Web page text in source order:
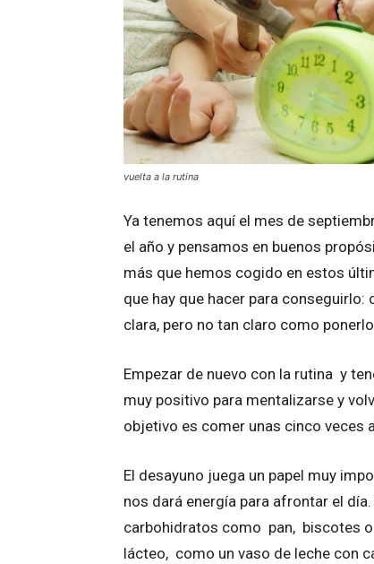
vuelta a la rutina
Ya tenemos aquí el mes de
el año y pensamos en buenos
más que hemos cogido en estos
que hay que hacer para
clara, pero no tan claro como
Empezar de nuevo con la rutina y
muy positivo para mentalizarse y
objetivo es comer unas cinco veces
El desayuno juega un papel muy
nos dará energía para afrontar el
carbohidratos como pan, biscotes
lácteo, como un vaso de leche con